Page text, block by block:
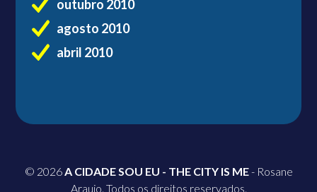
outubro 2010
agosto 2010
abril 2010
© 2026 A CIDADE SOU EU - THE CITY IS ME- Rosane
Araujo. Todos os direitos reservados.